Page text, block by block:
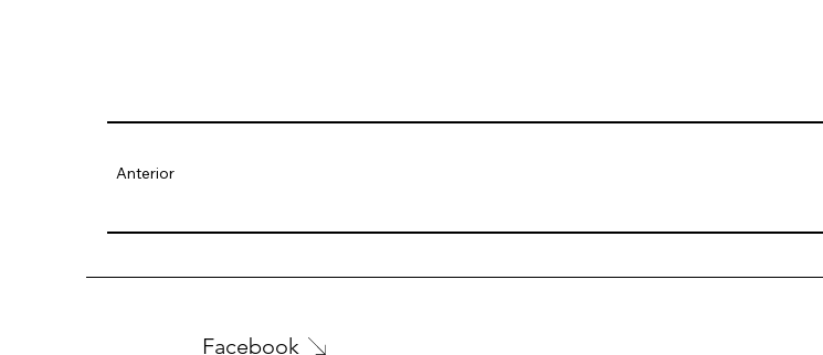
Anterior
Facebook